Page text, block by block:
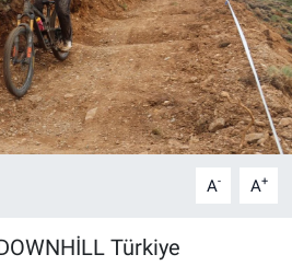
A- A+
Türkiye